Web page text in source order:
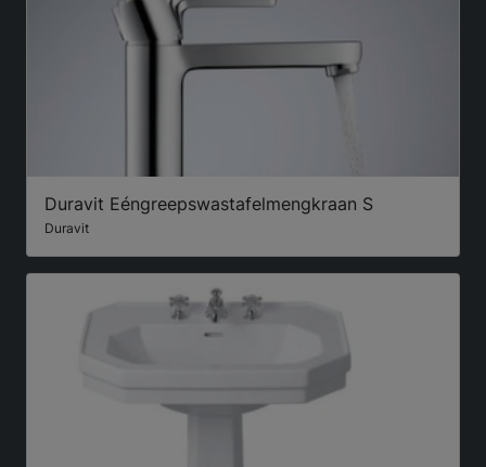
Duravit Eéngreepswastafelmengkraan S
Duravit